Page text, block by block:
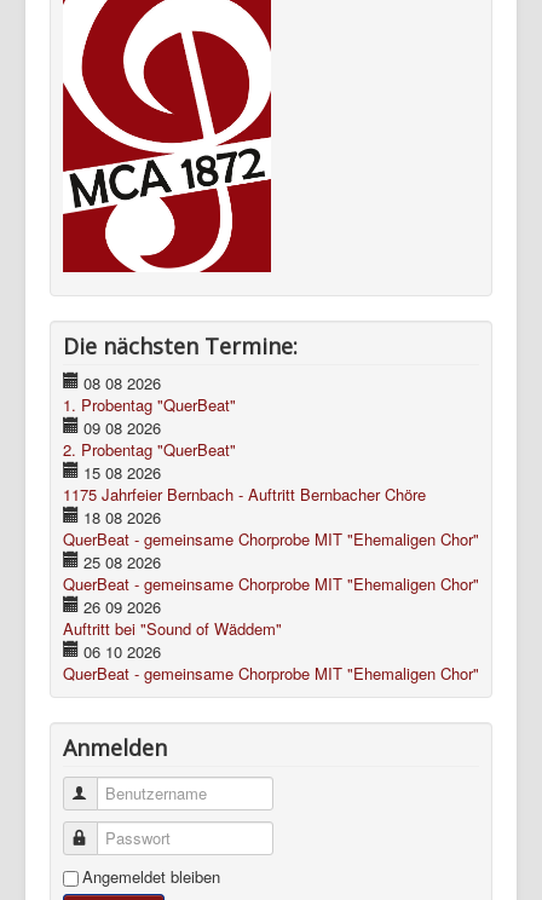
Die nächsten Termine:
08 08 2026
1. Probentag "QuerBeat"
09 08 2026
2. Probentag "QuerBeat"
15 08 2026
1175 Jahrfeier Bernbach - Auftritt Bernbacher Chöre
18 08 2026
QuerBeat - gemeinsame Chorprobe MIT "Ehemaligen Chor"
25 08 2026
QuerBeat - gemeinsame Chorprobe MIT "Ehemaligen Chor"
26 09 2026
Auftritt bei "Sound of Wäddem"
06 10 2026
QuerBeat - gemeinsame Chorprobe MIT "Ehemaligen Chor"
Anmelden
Benutzername
Passwort
Angemeldet bleiben